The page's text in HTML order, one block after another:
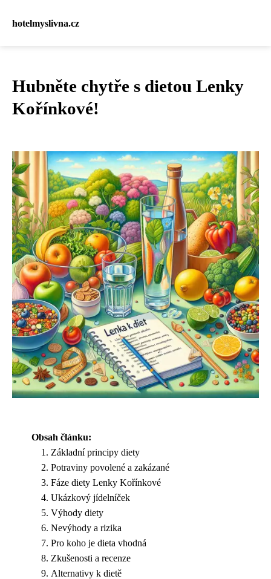
hotelmyslivna.cz
Hubněte chytře s dietou Lenky
Kořínkové!
Obsah článku:
Základní principy diety
Potraviny povolené a zakázané
Fáze diety Lenky Kořínkové
Ukázkový jídelníček
Výhody diety
Nevýhody a rizika
Pro koho je dieta vhodná
Zkušenosti a recenze
Alternativy k dietě